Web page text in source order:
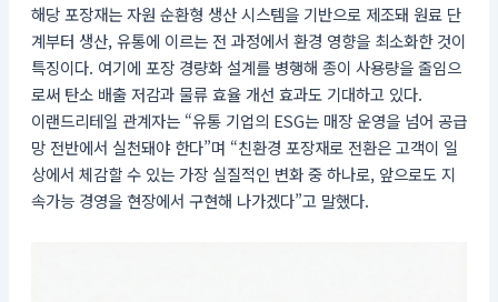
해당 포장재는 자원 순환형 생산 시스템을 기반으로 제조돼 원료 단
계부터 생산, 유통에 이르는 전 과정에서 환경 영향을 최소화한 것이
특징이다. 여기에 포장 경량화 설계를 병행해 종이 사용량을 줄임으
로써 탄소 배출 저감과 물류 효율 개선 효과도 기대하고 있다.
이랜드리테일 관계자는 “유통 기업의 ESG는 매장 운영을 넘어 공급
망 전반에서 실천돼야 한다”며 “친환경 포장재로 전환은 고객이 일
상에서 체감할 수 있는 가장 실질적인 변화 중 하나로, 앞으로도 지
속가능 경영을 현장에서 구현해 나가겠다”고 말했다.